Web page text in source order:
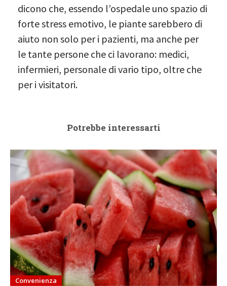
dicono che, essendo l’ospedale uno spazio di
forte stress emotivo, le piante sarebbero di
aiuto non solo per i pazienti, ma anche per
le tante persone che ci lavorano: medici,
infermieri, personale di vario tipo, oltre che
per i visitatori.
Potrebbe interessarti
Convenienza